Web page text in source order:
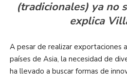
(tradicionales) ya no
explica
A pesar de realizar exportaciones
países de Asia, la necesidad de
ha llevado a buscar formas de